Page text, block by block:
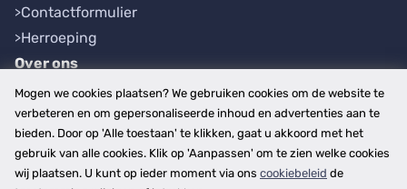
Contactformulier
Herroeping
Over ons
Bedrijfsgegevens
Werkwijze
Overzichten
Plaatsen
Mogen we cookies plaatsen? We gebruiken cookies om de website te
verbeteren en om gepersonaliseerde inhoud en advertenties aan te
bieden. Door op 'Alle toestaan' te klikken, gaat u akkoord met het
gebruik van alle cookies. Klik op 'Aanpassen' om te zien welke cookies
wij plaatsen. U kunt op ieder moment via ons cookiebeleid de